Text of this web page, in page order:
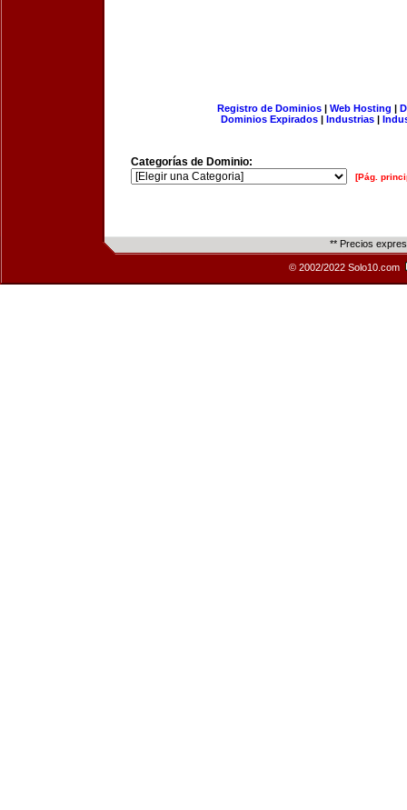
Registro de Dominios| Web Hosting |
Dominios Expirados | Industrias |
Categorías de Dominio:
[Pág.
** Precios
© 2002/2022 Solo10.com